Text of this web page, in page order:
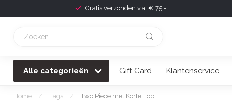
Gratis verzonden v.a. € 75,-
Alle categorieën Gift Card Klantenservice
Home / Tags / Two Piece met Korte Top